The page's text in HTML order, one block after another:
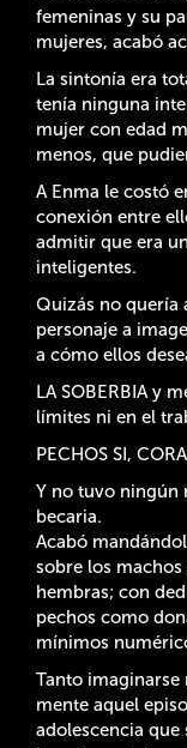
femeninas y su
mujeres, acabó
La sintonía era
tenía ninguna
mujer con edad
menos, que
A Enma le costó
conexión entre
admitir que era
inteligentes.
Quizás no quería
personaje a
a cómo ellos
LA SOBERBIA y
límites ni en el
PECHOS SI,
Y no tuvo ningún
becaria.
Acabó
sobre los
hembras; con
pechos como
mínimos
Tanto imaginarse
mente aquel
adolescencia